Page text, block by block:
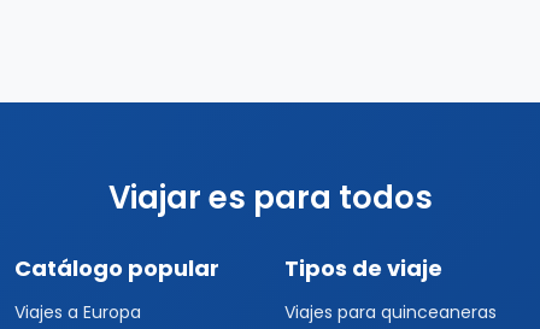
Viajar es para todos
Catálogo popular
Viajes a Europa
Tipos de viaje
Viajes para quinceaneras